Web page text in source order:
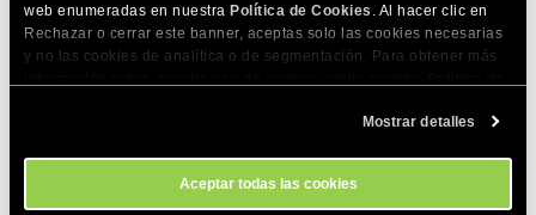
web enumeradas en nuestra Política de Cookies . Al hacer clic en
Rechazar o cerrar este banner, aceptas solo las cookies necesarias
y no las cookies de analítica o de segmentación. Para obtener más
momento a través de la herramienta Configuración de Cookies de
Mostrar detalles
Aceptar todas las cookies
¡Eso es todo! Puedes editar tus productos cuando quieras y